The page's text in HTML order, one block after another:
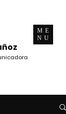
ME
NU